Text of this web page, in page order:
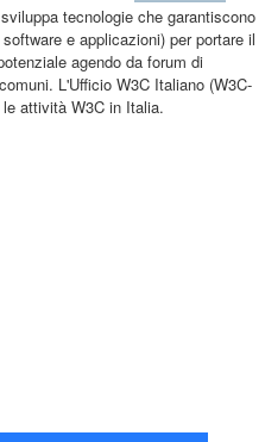
sviluppa tecnologie che garantiscono
e applicazioni) per portare il
agendo da forum di
L'Ufficio W3C Italiano (W3C-
attività W3C in Italia.